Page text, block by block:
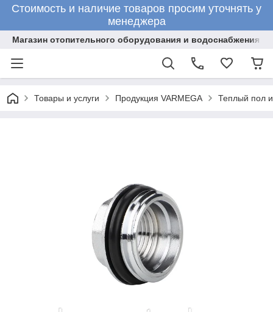
Стоимость и наличие товаров просим уточнять у
менеджера
Магазин отопительного оборудования и водоснабжения
Товары и услуги Продукция VARMEGA Теплый пол